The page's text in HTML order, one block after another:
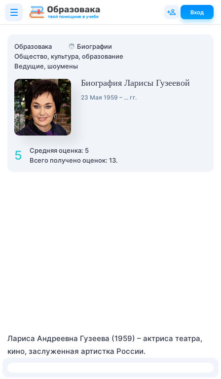
Образовака 🧑 Биографии
Общество, культура, образование
Ведущие, шоумены
Биография Ларисы Гузеевой
23 Мая 1959 – ... гг.
5
Средняя оценка: 5
Всего получено оценок: 13.
Лариса Андреевна Гузеева (1959) – актриса театра,
кино, заслуженная артистка России.
Вход